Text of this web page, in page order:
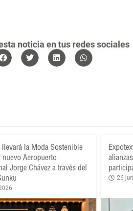
noticia en tus redes sociales
llevará la Moda Sostenible
nuevo Aeropuerto
Jorge Chávez a través del
26